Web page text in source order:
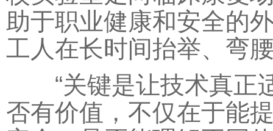
助于职业健康和安全的
工人在长时间抬举、弯
“关键是让技术真正适
否有价值，不仅在于能